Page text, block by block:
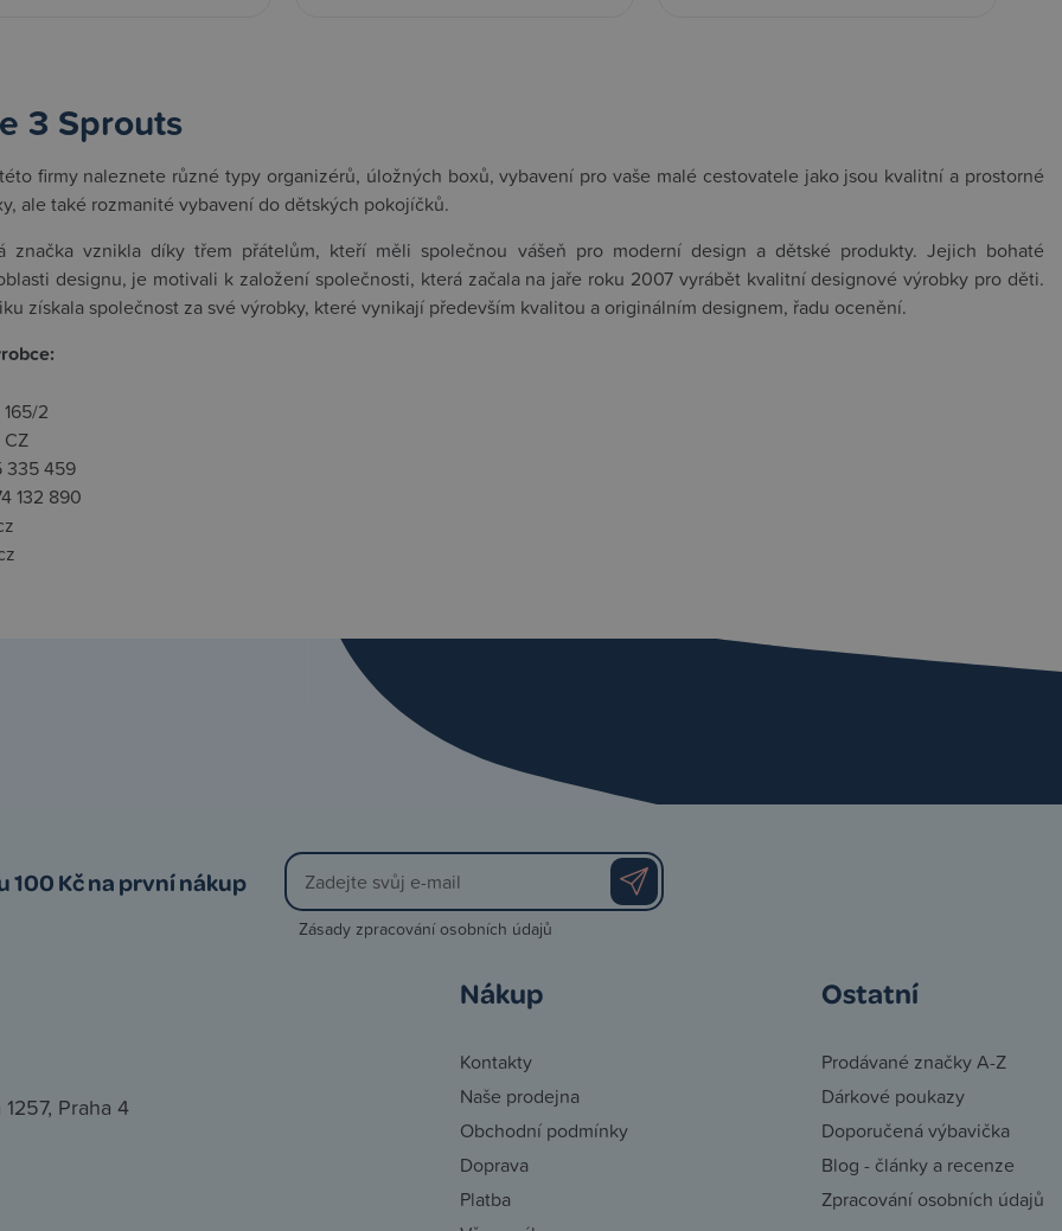
3 Sprouts
firmy naleznete různé typy organizérů, úložných boxů, vybavení pro vaše malé cestovatele jako jsou kvalitní a prostorné
ale také rozmanité vybavení do dětských pokojíčků.
značka vznikla díky třem přátelům, kteří měli společnou vášeň pro moderní design a dětské produkty. Jejich bohaté
designu, je motivali k založení společnosti, která začala na jaře roku 2007 vyrábět kvalitní designové výrobky pro děti.
získala společnost za své výrobky, které vynikají především kvalitou a originálním designem, řadu ocenění.
2
335 459
132 890
100 Kč na první nákup
Zásady zpracování osobních údajů
Praha 4
Nákup
Kontakty
Naše prodejna
Obchodní podmínky
Doprava
Platba
Ostatní
Prodávané značky A-Z
Dárkové poukazy
Doporučená výbavička
Blog - články a recenze
Zpracování osobních údajů